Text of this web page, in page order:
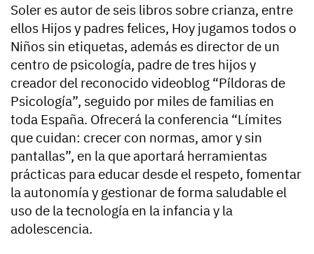
Soler es autor de seis libros sobre crianza, entre
ellos Hijos y padres felices, Hoy jugamos todos o
Niños sin etiquetas, además es director de un
centro de psicología, padre de tres hijos y
creador del reconocido videoblog “Píldoras de
Psicología”, seguido por miles de familias en
toda España. Ofrecerá la conferencia “Límites
que cuidan: crecer con normas, amor y sin
pantallas”, en la que aportará herramientas
prácticas para educar desde el respeto, fomentar
la autonomía y gestionar de forma saludable el
uso de la tecnología en la infancia y la
adolescencia.